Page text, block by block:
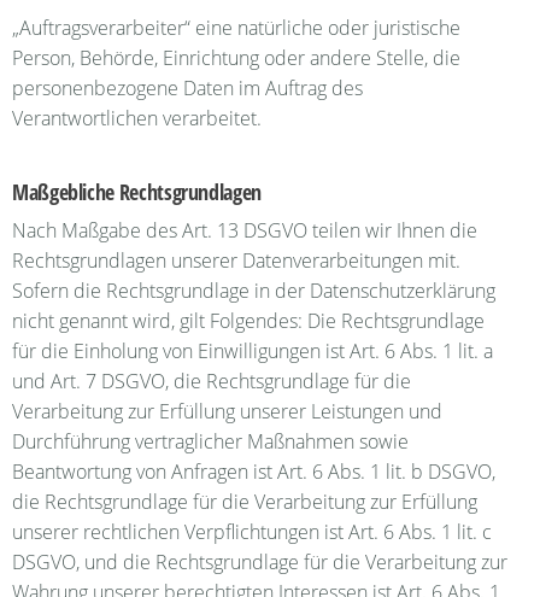
„Auftragsverarbeiter“ eine natürliche oder juristische
Person, Behörde, Einrichtung oder andere Stelle, die
personenbezogene Daten im Auftrag des
Verantwortlichen verarbeitet.
Maßgebliche Rechtsgrundlagen
Nach Maßgabe des Art. 13 DSGVO teilen wir Ihnen die
Rechtsgrundlagen unserer Datenverarbeitungen mit.
Sofern die Rechtsgrundlage in der Datenschutzerklärung
nicht genannt wird, gilt Folgendes: Die Rechtsgrundlage
für die Einholung von Einwilligungen ist Art. 6 Abs. 1 lit. a
und Art. 7 DSGVO, die Rechtsgrundlage für die
Verarbeitung zur Erfüllung unserer Leistungen und
Durchführung vertraglicher Maßnahmen sowie
Beantwortung von Anfragen ist Art. 6 Abs. 1 lit. b DSGVO,
die Rechtsgrundlage für die Verarbeitung zur Erfüllung
unserer rechtlichen Verpflichtungen ist Art. 6 Abs. 1 lit. c
DSGVO, und die Rechtsgrundlage für die Verarbeitung zur